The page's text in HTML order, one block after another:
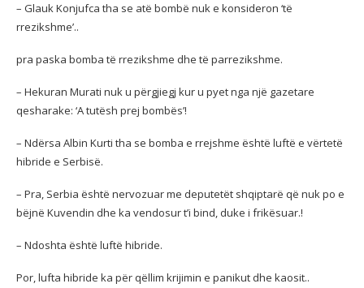
– Glauk Konjufca tha se atë bombë nuk e konsideron ‘të
rrezikshme’..
pra paska bomba të rrezikshme dhe të parrezikshme.
– Hekuran Murati nuk u përgjiegj kur u pyet nga një gazetare
qesharake: ‘A tutësh prej bombës’!
– Ndërsa Albin Kurti tha se bomba e rrejshme është luftë e vërtetë
hibride e Serbisë.
– Pra, Serbia është nervozuar me deputetët shqiptarë që nuk po e
bëjnë Kuvendin dhe ka vendosur t’i bind, duke i frikësuar.!
– Ndoshta është luftë hibride.
Por, lufta hibride ka për qëllim krijimin e panikut dhe kaosit..